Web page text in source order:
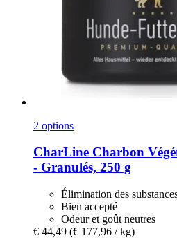
2 options
CharLine Charbon
-​ Granulés, 250 g
Élimination des
Bien accepté
Odeur et goût neutres
€ 44,49 (€ 177,96 / kg)